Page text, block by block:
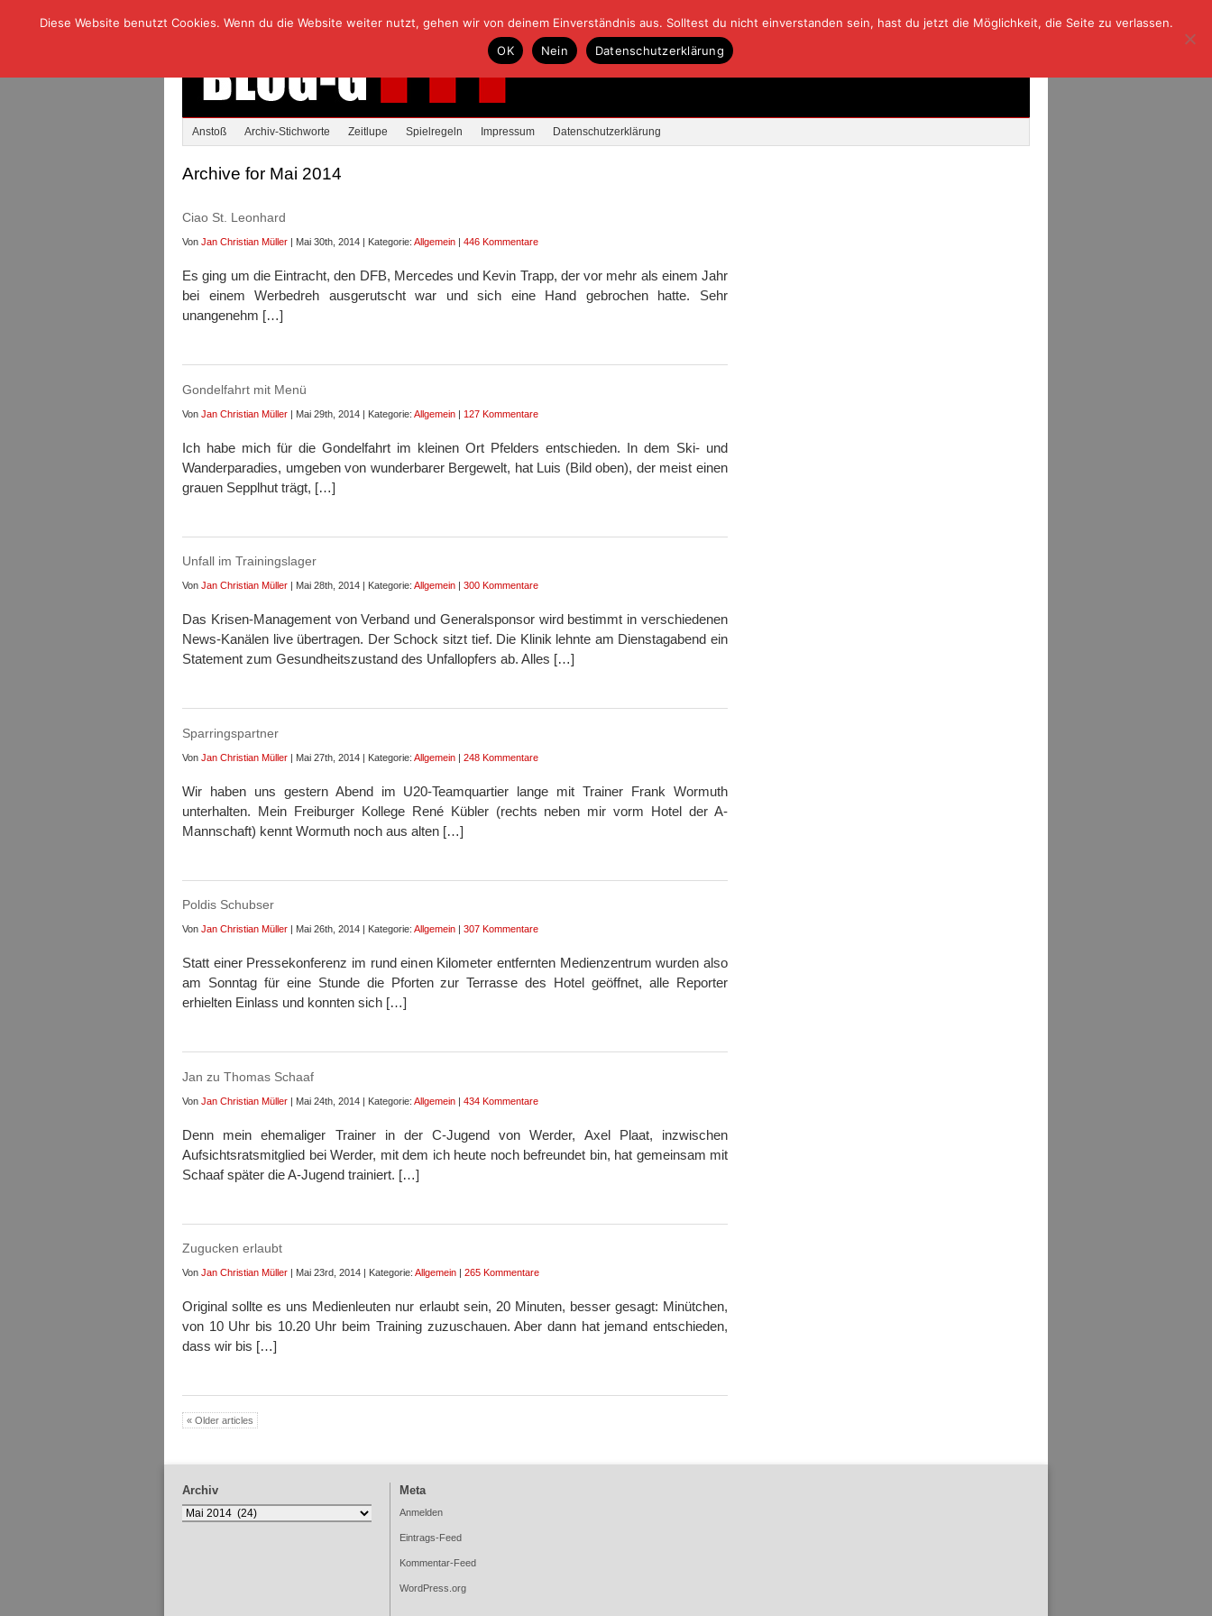
Anstoß Archiv-Stichworte Zeitlupe Spielregeln Impressum Datenschutzerklärung
Archive for Mai 2014
Ciao St. Leonhard
Von Jan Christian Müller | Mai 30th, 2014 | Kategorie: Allgemein | 446 Kommentare
Es ging um die Eintracht, den DFB, Mercedes und Kevin Trapp, der vor mehr als einem Jahr
bei einem Werbedreh ausgerutscht war und sich eine Hand gebrochen hatte. Sehr
unangenehm […]
Gondelfahrt mit Menü
Von Jan Christian Müller | Mai 29th, 2014 | Kategorie: Allgemein | 127 Kommentare
Ich habe mich für die Gondelfahrt im kleinen Ort Pfelders entschieden. In dem Ski- und
Wanderparadies, umgeben von wunderbarer Bergewelt, hat Luis (Bild oben), der meist einen
grauen Sepplhut trägt, […]
Unfall im Trainingslager
Von Jan Christian Müller | Mai 28th, 2014 | Kategorie: Allgemein | 300 Kommentare
Das Krisen-Management von Verband und Generalsponsor wird bestimmt in verschiedenen
News-Kanälen live übertragen. Der Schock sitzt tief. Die Klinik lehnte am Dienstagabend ein
Statement zum Gesundheitszustand des Unfallopfers ab. Alles […]
Sparringspartner
Von Jan Christian Müller | Mai 27th, 2014 | Kategorie: Allgemein | 248 Kommentare
Wir haben uns gestern Abend im U20-Teamquartier lange mit Trainer Frank Wormuth
unterhalten. Mein Freiburger Kollege René Kübler (rechts neben mir vorm Hotel der A-
Mannschaft) kennt Wormuth noch aus alten […]
Poldis Schubser
Von Jan Christian Müller | Mai 26th, 2014 | Kategorie: Allgemein | 307 Kommentare
Statt einer Pressekonferenz im rund einen Kilometer entfernten Medienzentrum wurden also
am Sonntag für eine Stunde die Pforten zur Terrasse des Hotel geöffnet, alle Reporter
erhielten Einlass und konnten sich […]
Jan zu Thomas Schaaf
Von Jan Christian Müller | Mai 24th, 2014 | Kategorie: Allgemein | 434 Kommentare
Denn mein ehemaliger Trainer in der C-Jugend von Werder, Axel Plaat, inzwischen
Aufsichtsratsmitglied bei Werder, mit dem ich heute noch befreundet bin, hat gemeinsam mit
Schaaf später die A-Jugend trainiert. […]
Zugucken erlaubt
Von Jan Christian Müller | Mai 23rd, 2014 | Kategorie: Allgemein | 265 Kommentare
Original sollte es uns Medienleuten nur erlaubt sein, 20 Minuten, besser gesagt: Minütchen,
von 10 Uhr bis 10.20 Uhr beim Training zuzuschauen. Aber dann hat jemand entschieden,
dass wir bis […]
« Older articles
Archiv
Archiv
Meta
Anmelden
Eintrags-Feed
Kommentar-Feed
WordPress.org
Diese Website benutzt Cookies. Wenn du die Website weiter nutzt, gehen wir von deinem Einverständnis aus. Solltest du nicht einverstanden sein, hast du jetzt die Möglichkeit, die Seite zu verlassen.
OK
Nein Datenschutzerklärung